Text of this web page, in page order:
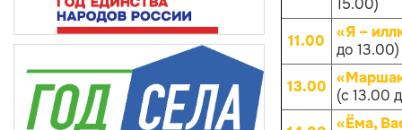
15.00)
11.00
«Я –
до 13.00)
13.00
(с 13.00
«Ёма,